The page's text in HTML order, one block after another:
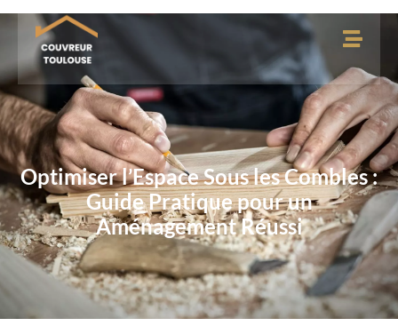
Optimiser l’Espace Sous les Combles :
Guide Pratique pour un
Aménagement Réussi